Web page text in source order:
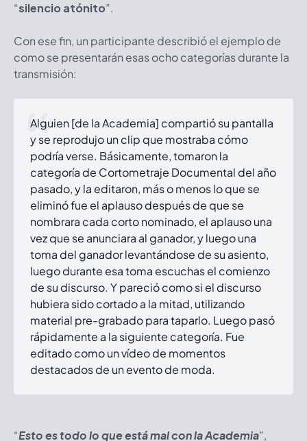
“silencio atónito”.
Con ese fin, un participante describió el ejemplo de
como se presentarán esas ocho categorías durante la
transmisión:
Alguien [de la Academia] compartió su pantalla
y se reprodujo un clip que mostraba cómo
podría verse. Básicamente, tomaron la
categoría de Cortometraje Documental del año
pasado, y la editaron, más o menos lo que se
eliminó fue el aplauso después de que se
nombrara cada corto nominado, el aplauso una
vez que se anunciara al ganador, y luego una
toma del ganador levantándose de su asiento,
luego durante esa toma escuchas el comienzo
de su discurso. Y pareció como si el discurso
hubiera sido cortado a la mitad, utilizando
material pre-grabado para taparlo. Luego pasó
rápidamente a la siguiente categoría. Fue
editado como un vídeo de momentos
destacados de un evento de moda.
“Esto es todo lo que está mal con la Academia”,